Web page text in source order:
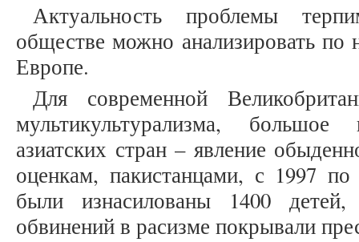
Актуальность проблемы
обществе можно анализировать
Европе.
Для современной
мультикультурализма,
азиатских стран – явление
оценкам, пакистанцами, с 1997
были изнасилованы 1400
обвинений в расизме покрывали